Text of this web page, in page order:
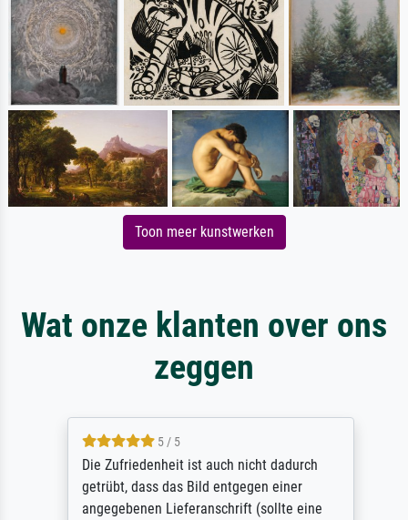
Toon meer kunstwerken
Wat onze klanten over ons
zeggen
5 / 5
Die Zufriedenheit ist auch nicht dadurch
getrübt, dass das Bild entgegen einer
angegebenen Lieferanschrift (sollte eine